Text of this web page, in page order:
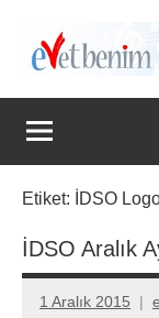
Evet
Benim
Etiket: İDSO
İDSO Aralık
1 Aralık 2015